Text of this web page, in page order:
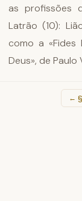
as profissões
Latrão (10):
como a «Fides
Deus», de Paulo
←